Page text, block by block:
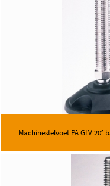
Machinestelvoet PA GLV